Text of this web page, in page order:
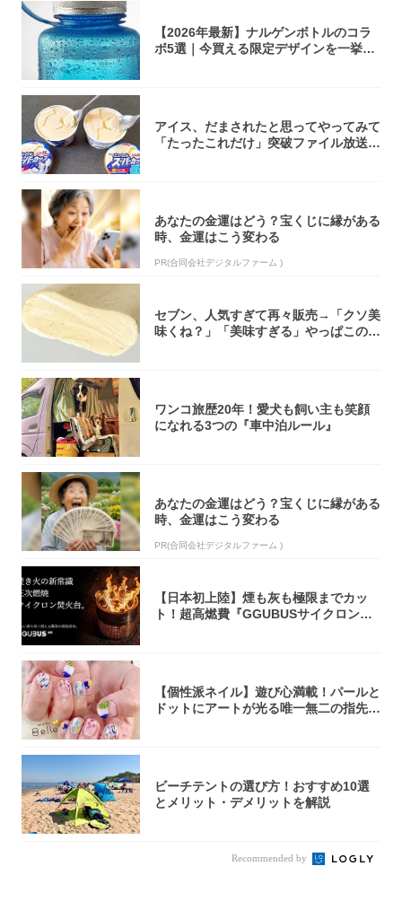
【2026年最新】ナルゲンボトルのコラ
ボ5選｜今買える限定デザインを一挙紹
アイス、だまされたと思ってやってみて
「たったこれだけ」突破ファイル放送で
あなたの金運はどう？宝くじに縁がある
時、金運はこう変わる
PR(合同会社デジタルファーム )
セブン、人気すぎて再々販売→「クソ美
味くね？」「美味すぎる」やっぱこのク
ワンコ旅歴20年！愛犬も飼い主も笑顔
になれる3つの『車中泊ルール』
あなたの金運はどう？宝くじに縁がある
時、金運はこう変わる
PR(合同会社デジタルファーム )
【日本初上陸】煙も灰も極限までカッ
ト！超高燃費『GGUBUSサイクロン焚
【個性派ネイル】遊び心満載！パールと
ドットにアートが光る唯一無二の指先が
ビーチテントの選び方！おすすめ10選
とメリット・デメリットを解説
Recommended by